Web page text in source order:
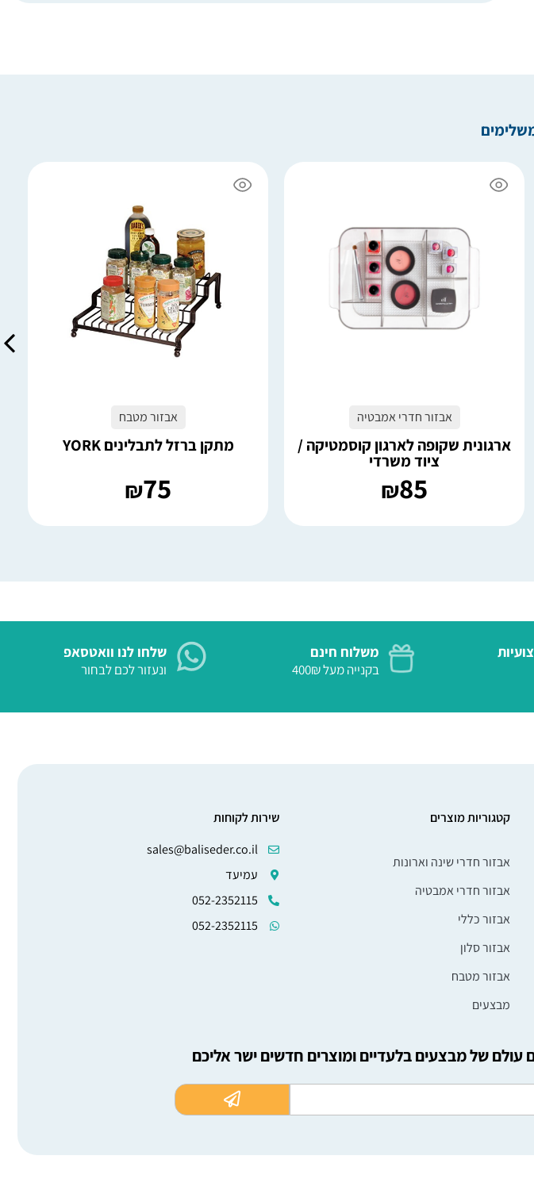
הוספה לסל
אבזור חדרי אמבטיה
ארגונית שקופה לארגון קוסמטיקה /
ציוד משרדי
₪85
הוספה לסל
אבזור מטבח
מתקן ברזל לתבלינים YORK
₪75
משלוח חינם
בקנייה מעל 400₪
שלחו לנו וואטסאפ
ונעזור לכם לבחור
קטגוריות מוצרים
אבזור חדרי שינה וארונות
אבזור חדרי אמבטיה
אבזור כללי
אבזור סלון
אבזור מטבח
מבצעים
שירות לקוחות
sales@baliseder.co.il
עמיעד
052-2352115
052-2352115
עולם של מבצעים בלעדיים ומוצרים חדשים ישר אליכם